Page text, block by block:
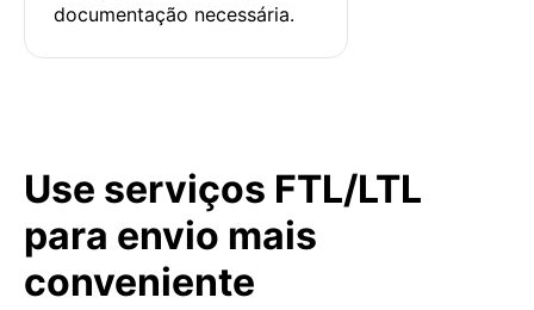
documentação necessária.
Use serviços FTL/LTL
para envio mais
conveniente